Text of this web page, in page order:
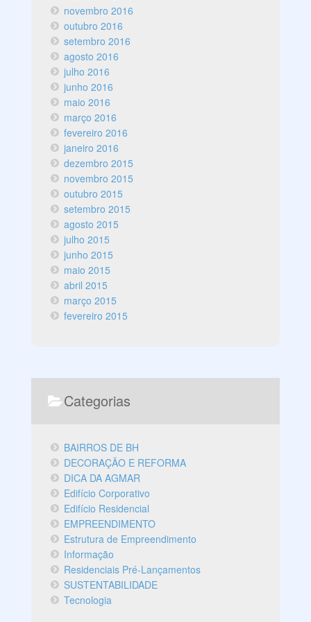
novembro 2016
outubro 2016
setembro 2016
agosto 2016
julho 2016
junho 2016
maio 2016
março 2016
fevereiro 2016
janeiro 2016
dezembro 2015
novembro 2015
outubro 2015
setembro 2015
agosto 2015
julho 2015
junho 2015
maio 2015
abril 2015
março 2015
fevereiro 2015
Categorias
BAIRROS DE BH
DECORAÇÃO E REFORMA
DICA DA AGMAR
Edifício Corporativo
Edifício Residencial
EMPREENDIMENTO
Estrutura de Empreendimento
Informação
Residenciais Pré-Lançamentos
SUSTENTABILIDADE
Tecnologia